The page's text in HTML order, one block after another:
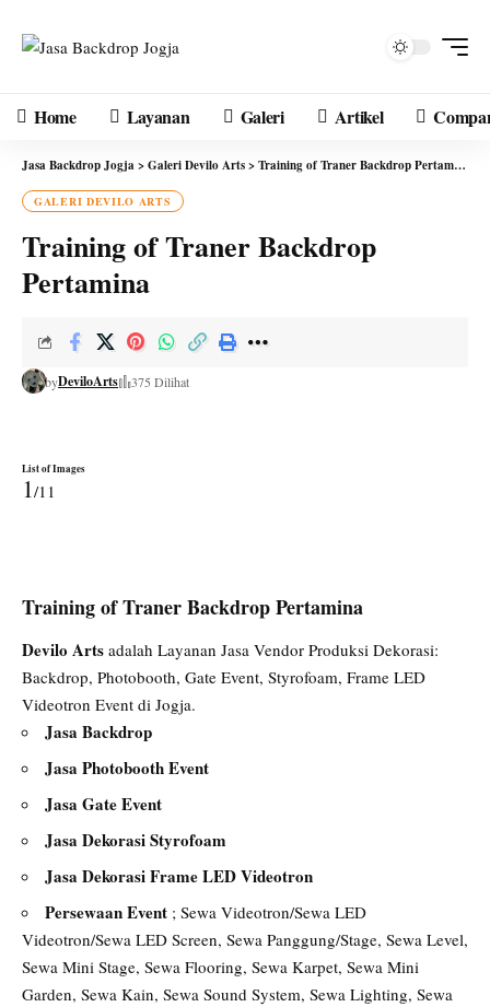
Home Layanan Galeri Artikel
Jasa Backdrop Jogja>Galeri Devilo Arts>Training of Traner Backdrop Pertamina
GALERI DEVILO ARTS
Training of Traner Backdrop
Pertamina
byDeviloArts 375 Dilihat
List of Images
1/11
Training of Traner Backdrop Pertamina
Devilo Arts adalah Layanan Jasa Vendor Produksi Dekorasi:
Backdrop, Photobooth, Gate Event, Styrofoam, Frame LED
Videotron Event di Jogja.
Jasa Backdrop
Jasa Photobooth Event
Jasa Gate Event
Jasa Dekorasi Styrofoam
Jasa Dekorasi Frame LED Videotron
Persewaan Event ; Sewa Videotron/Sewa LED
Videotron/Sewa LED Screen, Sewa Panggung/Stage, Sewa Level,
Sewa Mini Stage, Sewa Flooring, Sewa Karpet, Sewa Mini
Garden, Sewa Kain, Sewa Sound System, Sewa Lighting, Sewa